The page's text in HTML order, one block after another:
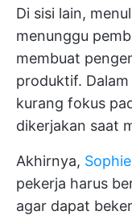
Di sisi lain,
menunggu
membuat
produktif.
kurang fokus
dikerjakan saat
Akhirnya,
pekerja harus
agar dapat